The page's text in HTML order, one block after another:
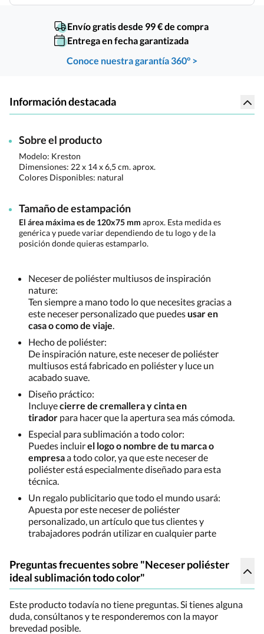
Envío gratis desde 99 € de compra
Entrega en fecha garantizada
Conoce nuestra garantía 360° >
Información destacada
Sobre el producto
Modelo: Kreston
Dimensiones: 22 x 14 x 6,5 cm. aprox.
Colores Disponibles: natural
Tamaño de estampación
El área máxima es de 120x75 mm aprox. Esta medida es
genérica y puede variar dependiendo de tu logo y de la
posición donde quieras estamparlo.
Neceser de poliéster multiusos de inspiración
nature:
Ten siempre a mano todo lo que necesites gracias a
este neceser personalizado que puedesusar en
casa o como de viaje.
Hecho de poliéster:
De inspiración nature, este neceser de poliéster
multiusos está fabricado en poliéster y luce un
acabado suave.
Diseño práctico:
Incluyecierre de cremallera y cinta en
tirador para hacer que la apertura sea más cómoda.
Especial para sublimación a todo color:
Puedes incluirel logo o nombre de tu marca o
empresaa todo color, ya que este neceser de
poliéster está especialmente diseñado para esta
técnica.
Un regalo publicitario que todo el mundo usará:
Apuesta por este neceser de poliéster
personalizado, un artículo que tus clientes y
trabajadores podrán utilizar en cualquier parte
Preguntas frecuentes sobre "Neceser poliéster
ideal sublimación todo color"
Este producto todavía no tiene preguntas. Si tienes alguna
duda, consúltanos y te responderemos con la mayor
brevedad posible.